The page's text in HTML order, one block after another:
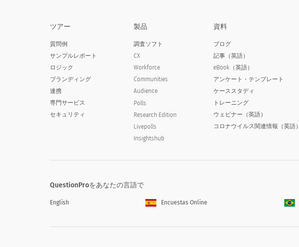
ツアー
質問例
サンプルレポート
ロジック
ブランディング
連携
専門サービス
セキュリティ
製品
調査ソフト
CX
Workforce
Communities
Audience
Polls
Research Edition
Livepolls
Insightshub
資料
ブログ
記事（英語）
eBook（英語）
アンケート・テンプレート
ケーススタディ
トレーニング
ウェビナー（英語）
コロナウイルス関連情報（英語）
QuestionProをあなたの言語で
English Encuestas Online